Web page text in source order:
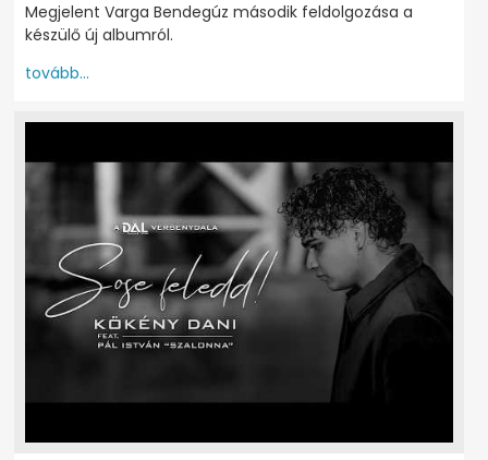
Megjelent Varga Bendegúz második feldolgozása a
készülő új albumról.
tovább...